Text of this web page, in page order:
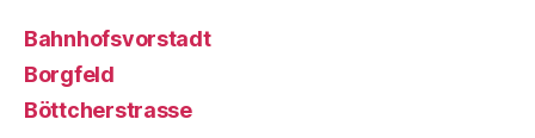
Bahnhofsvorstadt
Borgfeld
Böttcherstrasse